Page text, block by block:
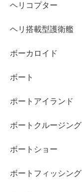
ヘリコプター
ヘリ搭載型護衛艦
ボーカロイド
ボート
ポートアイランド
ボートクルージング
ボートショー
ボートフィッシング